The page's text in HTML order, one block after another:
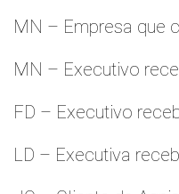
MN – Empresa que
MN – Executivo
FD – Executivo
LD – Executiva